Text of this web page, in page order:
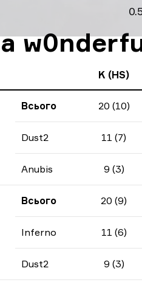
K (HS)
Всього 20 (10)
Dust2 11 (7)
Anubis 9 (3)
Всього 20 (9)
Inferno 11 (6)
Dust2 9 (3)